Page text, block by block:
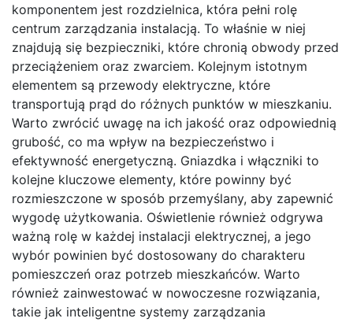
komponentem jest rozdzielnica, która pełni rolę
centrum zarządzania instalacją. To właśnie w niej
znajdują się bezpieczniki, które chronią obwody przed
przeciążeniem oraz zwarciem. Kolejnym istotnym
elementem są przewody elektryczne, które
transportują prąd do różnych punktów w mieszkaniu.
Warto zwrócić uwagę na ich jakość oraz odpowiednią
grubość, co ma wpływ na bezpieczeństwo i
efektywność energetyczną. Gniazdka i włączniki to
kolejne kluczowe elementy, które powinny być
rozmieszczone w sposób przemyślany, aby zapewnić
wygodę użytkowania. Oświetlenie również odgrywa
ważną rolę w każdej instalacji elektrycznej, a jego
wybór powinien być dostosowany do charakteru
pomieszczeń oraz potrzeb mieszkańców. Warto
również zainwestować w nowoczesne rozwiązania,
takie jak inteligentne systemy zarządzania